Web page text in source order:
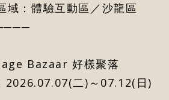
域：體驗互動區／沙龍區
Bazaar 好樣聚落
2026.07.07(二)～07.12(日)